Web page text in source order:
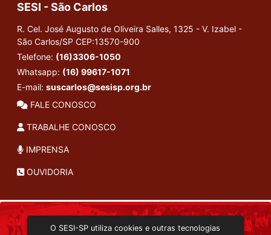
SESI - São Carlos
R. Cel. José Augusto de Oliveira Salles, 1325 - V. Izabel -
São Carlos/SP CEP:13570-900
Telefone: (16)3306-1050
Whatsapp: (16) 99617-1071
E-mail: suscarlos@sesisp.org.br
FALE CONOSCO
TRABALHE CONOSCO
IMPRENSA
OUVIDORIA
TRANSMISSÃO ON-LINE
O SESI-SP utiliza cookies e outras tecnologias